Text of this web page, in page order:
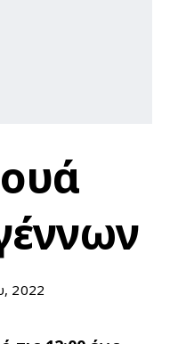
2022